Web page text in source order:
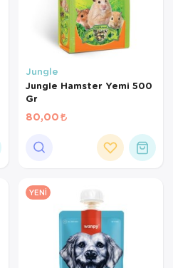
Jungle
Jungle Hamster Yemi 500
Gr
80,00
YENI